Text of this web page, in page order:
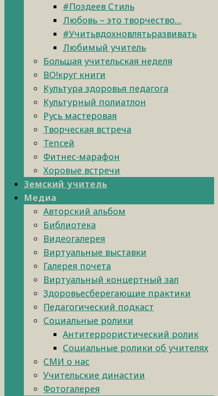
#Поздеев Стиль
Любовь – это творчество…
#Учитьвдохновлятьразвивать
Любимый учитель
Большая учительская неделя
ВО!круг книги
Культура здоровья педагога
Культурный полиатлон
Русь мастеровая
Творческая встреча
Тепсей
Фитнес-марафон
Хоровые встречи
Земский учитель
Медиа
Авторский альбом
Библиотека
Видеогалерея
Виртуальные выставки
Галерея почета
Виртуальный концертный зал
Здоровьесберегающие практики
Педагогический подкаст
Социальные ролики
Антитеррористический ролик
Социальные ролики об учителях
СМИ о нас
Учительские династии
Фотогалерея